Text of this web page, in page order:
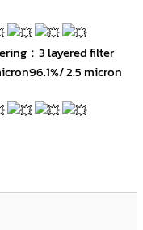
：3 layered filter
2.5 micron